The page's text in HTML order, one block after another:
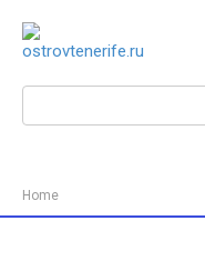
контенту
Поиск:
Home